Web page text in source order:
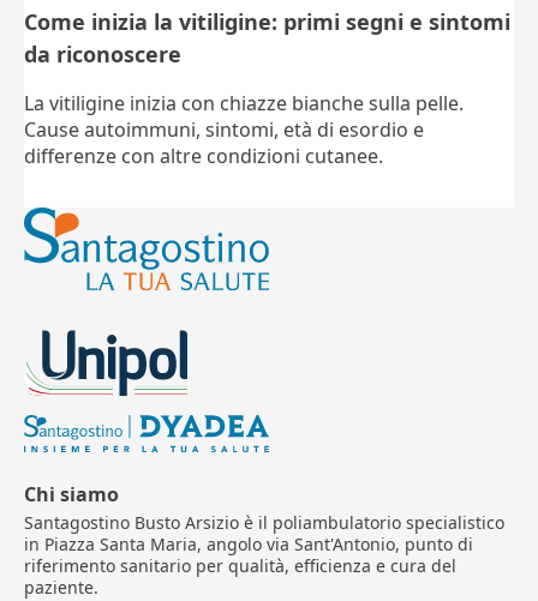
Come inizia la vitiligine: primi segni e sintomi
da riconoscere
La vitiligine inizia con chiazze bianche sulla pelle.
Cause autoimmuni, sintomi, età di esordio e
differenze con altre condizioni cutanee.
Chi siamo
Santagostino Busto Arsizio è il poliambulatorio specialistico
in Piazza Santa Maria, angolo via Sant'Antonio, punto di
riferimento sanitario per qualità, efficienza e cura del
paziente.